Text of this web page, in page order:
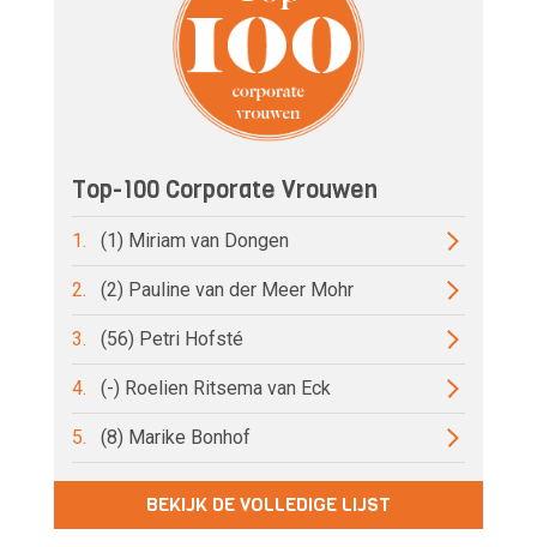
Top-100 Corporate Vrouwen
1. (1) Miriam van Dongen
2. (2) Pauline van der Meer Mohr
3. (56) Petri Hofsté
4. (-) Roelien Ritsema van Eck
5. (8) Marike Bonhof
BEKIJK DE VOLLEDIGE LIJST